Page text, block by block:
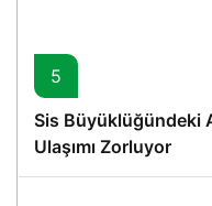
5
Sis Büyüklüğündeki
Ulaşımı Zorluyor